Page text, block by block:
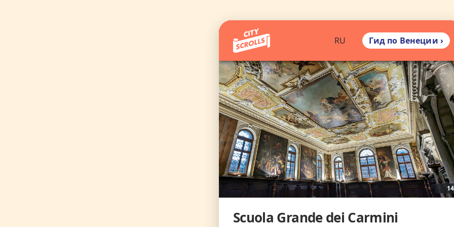
RU Гид по Венеции ›
14
Scuola Grande dei Carmini